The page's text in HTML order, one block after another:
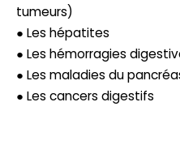
tumeurs)
● Les hépatites
● Les hémorragies
● Les maladies du
● Les cancers digestifs